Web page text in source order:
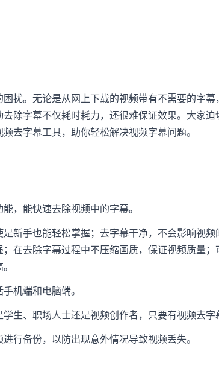
扰。无论是从网上下载的视频带有不需要的字
除字幕不仅耗时耗力，还很难保证效果。大家
去字幕工具，助你轻松解决视频字幕问题。
，能快速去除视频中的字幕。
是新手也能轻松掌握；去字幕干净，不会影响视
在去除字幕过程中不压缩画质，保证视频质量
机端和电脑端。
生、职场人士还是视频创作者，只要有视频去字
行备份，以防出现意外情况导致视频丢失。